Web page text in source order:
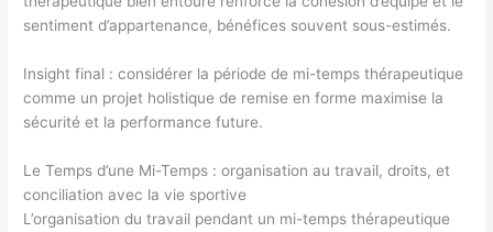
sentiment d’appartenance, bénéfices souvent sous-estimés.
Insight final : considérer la période de mi-temps thérapeutique
comme un projet holistique de remise en forme maximise la
sécurité et la performance future.
Le Temps d’une Mi-Temps : organisation au travail, droits, et
conciliation avec la vie sportive
L’organisation du travail pendant un mi-temps thérapeutique